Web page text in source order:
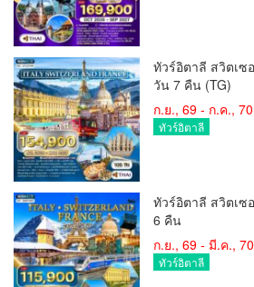
ทัวร์อิตาลี สวิตเซ
วัน 7 คืน (TG)
ก.ย., 69 - ก.ค., 70
ทัวร์อิตาลี
ทัวร์อิตาลี สวิตเซ
6 คืน
ก.ย., 69 - มี.ค., 70
ทัวร์อิตาลี